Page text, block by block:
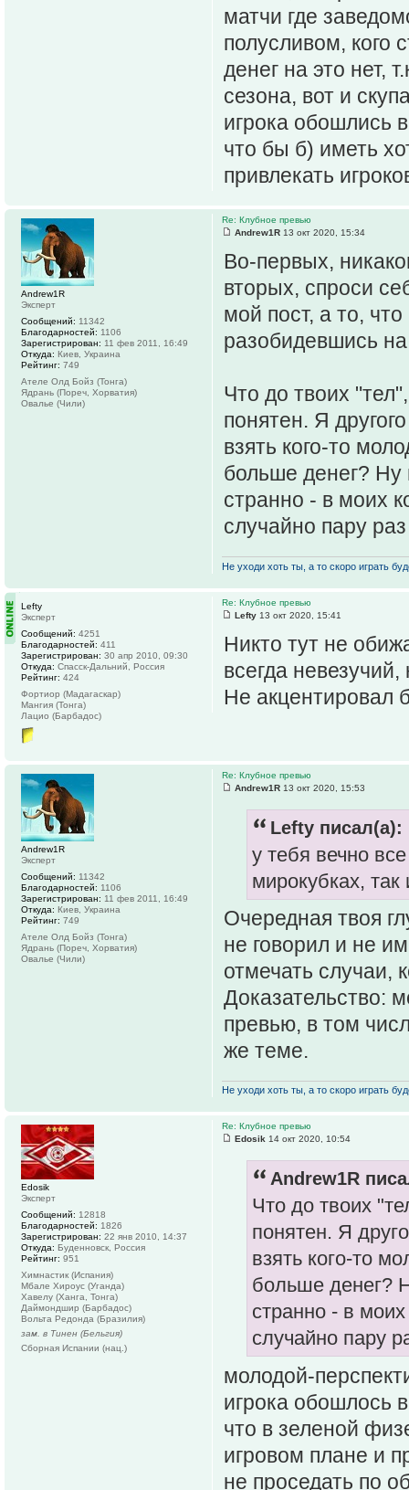
матчи где
полусливом, кого
денег на это нет,
сезона, вот и
игрока обошлись
что бы б) иметь
привлекать
Re: Клубное превью
Andrew1R 13 окт 2020, 15:34
Во-первых,
вторых, спроси
мой пост, а то,
разобидевшись
Что до твоих
понятен. Я
взять кого-то
больше денег? Ну
странно - в моих
случайно пару
Не уходи хоть ты, а то скоро играть
Andrew1R
Эксперт
Сообщений: 11342
Благодарностей: 1106
Зарегистрирован: 11 фев 2011, 16:49
Откуда: Киев, Украина
Рейтинг: 749
Ателе Олд Бойз (Тонга)
Ядрань (Пореч, Хорватия)
Овалье (Чили)
Re: Клубное превью
Lefty 13 окт 2020, 15:41
Никто тут не
всегда
Не акцентировал
Lefty
Эксперт
Сообщений: 4251
Благодарностей: 411
Зарегистрирован: 30 апр 2010, 09:30
Откуда: Спасск-Дальний, Россия
Рейтинг: 424
Фортиор (Мадагаскар)
Мангия (Тонга)
Лацио (Барбадос)
Re: Клубное превью
Andrew1R 13 окт 2020, 15:53
Lefty писал(а):
у тебя вечно
мирокубках, так
Очередная твоя
не говорил и не
отмечать случаи,
Доказательство:
превью, в том
же теме.
Не уходи хоть ты, а то скоро играть
Andrew1R
Эксперт
Сообщений: 11342
Благодарностей: 1106
Зарегистрирован: 11 фев 2011, 16:49
Откуда: Киев, Украина
Рейтинг: 749
Ателе Олд Бойз (Тонга)
Ядрань (Пореч, Хорватия)
Овалье (Чили)
Re: Клубное превью
Edosik 14 окт 2020, 10:54
Andrew1R
Что до твоих
понятен. Я
взять кого-то
больше денег?
странно - в
случайно пару
молодой-
игрока обошлось
что в зеленой
игровом плане и
не проседать по
Edosik
Эксперт
Сообщений: 12818
Благодарностей: 1826
Зарегистрирован: 22 янв 2010, 14:37
Откуда: Буденновск, Россия
Рейтинг: 951
Химнастик (Испания)
Мбале Хироус (Уганда)
Хавелу (Ханга, Тонга)
Даймондшир (Барбадос)
Вольта Редонда (Бразилия)
зам. в Тинен (Бельгия)
Сборная Испании (нац.)